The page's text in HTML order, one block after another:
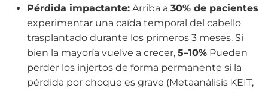
Pérdida impactante: Arriba a 30% de pacientes
experimentar una caída temporal del cabello
trasplantado durante los primeros 3 meses. Si
bien la mayoría vuelve a crecer, 5–10% Pueden
perder los injertos de forma permanente si la
pérdida por choque es grave (Metaanálisis KEIT,